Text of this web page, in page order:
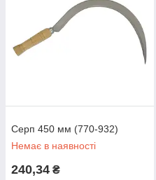
Серп 450 мм (770-932)
Немає в наявності
240,34 ₴